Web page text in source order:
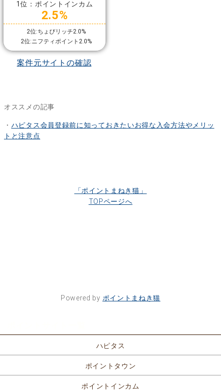
1位：ポイントインカム
2.5%
2位:ちょびリッチ2.0%
2位:ニフティポイント2.0%
案件元サイトの確認
オススメの記事
・ ハピタス会員登録前に知っておきたいお得な入会方法やメリッ
トと注意点
「ポイントまねき猫」
TOPページへ
Powered by ポイントまねき猫
ハピタス
ポイントタウン
ポイントインカム